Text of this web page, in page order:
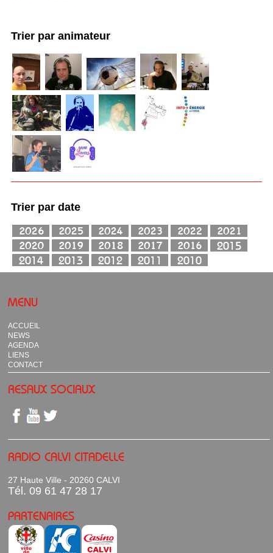
Trier par animateur
Trier par date
MENU
ACCUEIL
NEWS
AGENDA
LIENS
CONTACT
RESAUX SOCIAUX
RADIO CALVI CITADELLE
27 Haute Ville - 20260 CALVI
Tél. 09 61 47 28 17
PARTENAIRES